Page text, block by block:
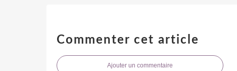
Commenter cet article
Ajouter un commentaire